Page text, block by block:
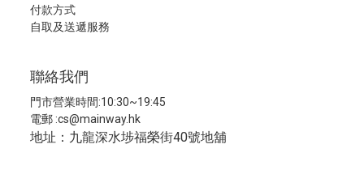
付款方式
自取及送遞服務
聯絡我們
門市營業時間:10:30~19:45
電郵 :cs@mainway.hk
地址：九龍深水埗福榮街40號地舖